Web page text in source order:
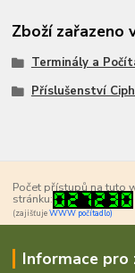
Zboží zařazeno
Terminály a
Příslušenství
Počet přístupů na tuto
stránku:
(zajišťujeWWW počítadlo)
Informace pro